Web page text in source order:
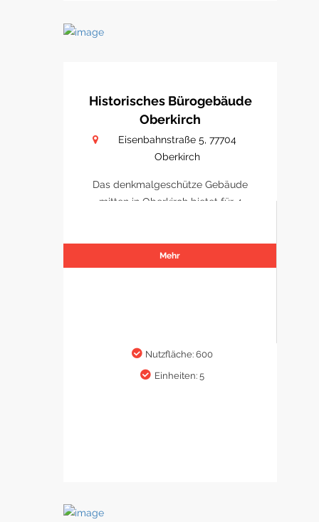
Historisches Bürogebäude
Oberkirch
Eisenbahnstraße 5, 77704
Oberkirch
Das denkmalgeschütze Gebäude
mitten in Oberkirch bietet für 4
Mehr
Nutzfläche: 600
Einheiten: 5